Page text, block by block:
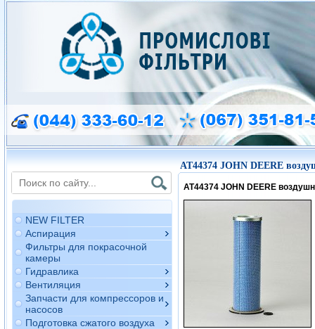
NEW FILTER
Аспирация
Фильтры для покрасочной
камеры
Гидравлика
Вентиляция
Запчасти для компрессоров и
насосов
Подготовка сжатого воздуха
AT44374 JOHN DEERE
AT44374 JOHN DEERE